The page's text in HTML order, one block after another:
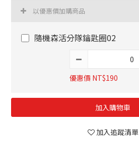
以優惠價加購商品
隨機森活分隊鑰匙圈02
優惠價 NT$190
加入購物車
加入追蹤清單